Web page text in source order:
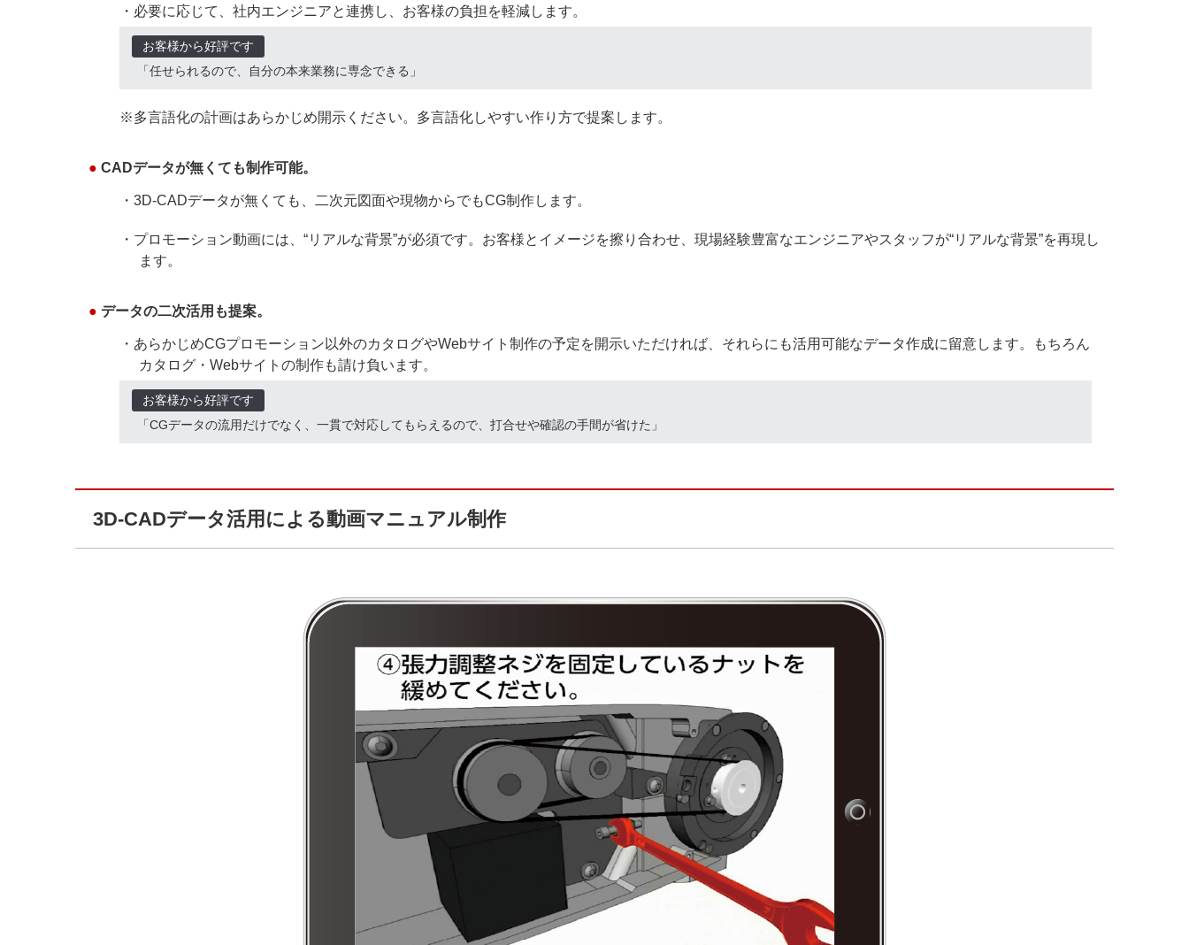
・必要に応じて、社内エンジニアと連携し、お客様の負担を軽減します。
お客様から好評です
「任せられるので、自分の本来業務に専念できる」
※多言語化の計画はあらかじめ開示ください。多言語化しやすい作り方で提案します。
● CADデータが無くても制作可能。
・3D-CADデータが無くても、二次元図面や現物からでもCG制作します。
・プロモーション動画には、“リアルな背景”が必須です。お客様とイメージを擦り合わせ、現場経験豊富なエンジニアやスタッフが“リアルな背景”を再現し
ます。
● データの二次活用も提案。
・あらかじめCGプロモーション以外のカタログやWebサイト制作の予定を開示いただければ、それらにも活用可能なデータ作成に留意します。もちろん
カタログ・Webサイトの制作も請け負います。
お客様から好評です
「CGデータの流用だけでなく、一貫で対応してもらえるので、打合せや確認の手間が省けた」
3D-CADデータ活用による動画マニュアル制作